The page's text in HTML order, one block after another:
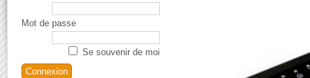
Mot de passe
Se souvenir de moi